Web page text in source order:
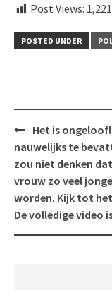
Post Views: 1,221
POSTED UNDER
Post
navigation
Het is
nauwelijks te
zou niet denken
vrouw zo veel
worden. Kijk tot
De volledige video